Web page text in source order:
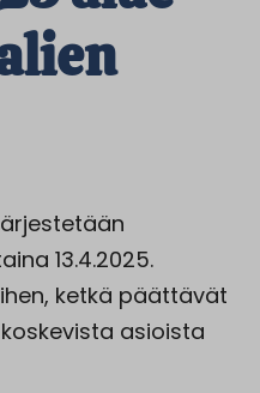
13.4.2025.
ketkä päättävät
asioista